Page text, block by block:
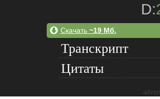
D:
Скачать ~19 Мб.
Транскрипт
Цитаты